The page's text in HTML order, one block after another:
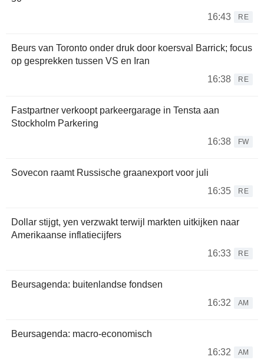
16:43
RE
Beurs van Toronto onder druk door koersval Barrick; focus
op gesprekken tussen VS en Iran
16:38
RE
Fastpartner verkoopt parkeergarage in Tensta aan
Stockholm Parkering
16:38
FW
Sovecon raamt Russische graanexport voor juli
16:35
RE
Dollar stijgt, yen verzwakt terwijl markten uitkijken naar
Amerikaanse inflatiecijfers
16:33
RE
Beursagenda: buitenlandse fondsen
16:32
AM
Beursagenda: macro-economisch
16:32
AM